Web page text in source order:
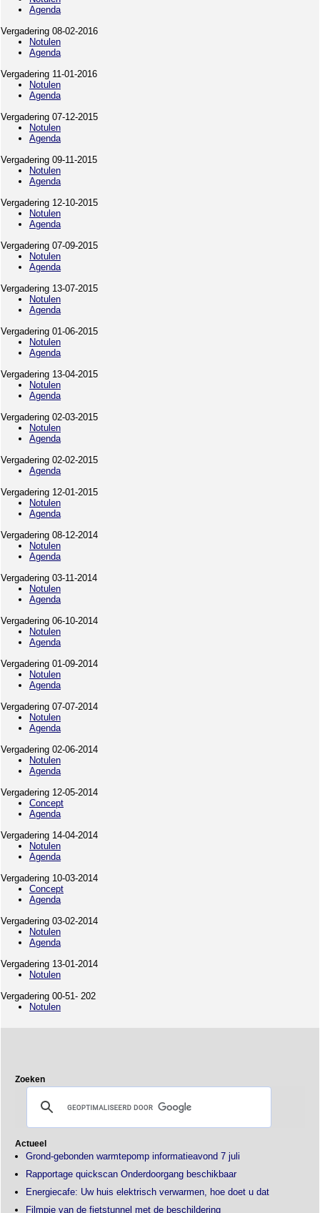
Agenda
Vergadering 08-02-2016
Notulen
Agenda
Vergadering 11-01-2016
Notulen
Agenda
Vergadering 07-12-2015
Notulen
Agenda
Vergadering 09-11-2015
Notulen
Agenda
Vergadering 12-10-2015
Notulen
Agenda
Vergadering 07-09-2015
Notulen
Agenda
Vergadering 13-07-2015
Notulen
Agenda
Vergadering 01-06-2015
Notulen
Agenda
Vergadering 13-04-2015
Notulen
Agenda
Vergadering 02-03-2015
Notulen
Agenda
Vergadering 02-02-2015
Agenda
Vergadering 12-01-2015
Notulen
Agenda
Vergadering 08-12-2014
Notulen
Agenda
Vergadering 03-11-2014
Notulen
Agenda
Vergadering 06-10-2014
Notulen
Agenda
Vergadering 01-09-2014
Notulen
Agenda
Vergadering 07-07-2014
Notulen
Agenda
Vergadering 02-06-2014
Notulen
Agenda
Vergadering 12-05-2014
Concept
Agenda
Vergadering 14-04-2014
Notulen
Agenda
Vergadering 10-03-2014
Concept
Agenda
Vergadering 03-02-2014
Notulen
Agenda
Vergadering 13-01-2014
Notulen
Vergadering 00-51- 202
Notulen
Zoeken
Actueel
Grond-gebonden warmtepomp informatieavond 7 juli
Rapportage quickscan Onderdoorgang beschikbaar
Energiecafe: Uw huis elektrisch verwarmen, hoe doet u dat
Filmpje van de fietstunnel met de beschildering